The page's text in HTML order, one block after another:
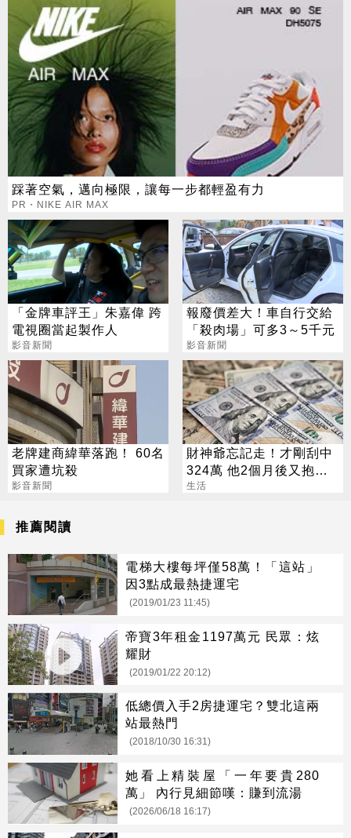
踩著空氣，邁向極限，讓每一步都輕盈有力
PR・NIKE AIR MAX
「金牌車評王」朱嘉偉 跨
電視圈當起製作人
影音新聞
報廢價差大！車自行交給
「殺肉場」可多3～5千元
影音新聞
老牌建商緯華落跑！ 60名
買家遭坑殺
影音新聞
財神爺忘記走！才剛刮中
324萬 他2個月後又抱回
3243萬
生活
推薦閱讀
電梯大樓每坪僅58萬！「這站」
因3點成最熱捷運宅
(2019/01/23 11:45)
帝寶3年租金1197萬元 民眾：炫
耀財
(2019/01/22 20:12)
低總價入手2房捷運宅？雙北這兩
站最熱門
(2018/10/30 16:31)
她看上精裝屋「一年要貴280
萬」 內行見細節嘆：賺到流湯
(2026/06/18 16:17)